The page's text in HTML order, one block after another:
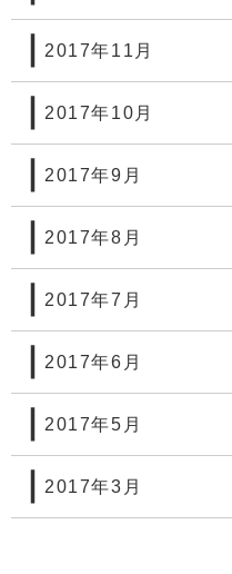
2017年11月
2017年10月
2017年9月
2017年8月
2017年7月
2017年6月
2017年5月
2017年3月